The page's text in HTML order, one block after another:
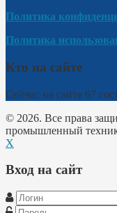
Политика
Политика
Кто на сайте
Сейчас на сайте 67
© 2026. Все права
промышленный
X
Вход на сайт